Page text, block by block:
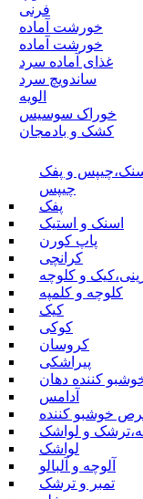
فرنی
خورشت آماده
خورشت آماده
غذای آماده سرد
ساندویچ سرد
الویه
خوراک سوسیس
کشک و بادمجان
و پفک
چیپس
پفک
اسنک و استیک
پاپ کورن
کرانچی
و کلوچه
کلوچه و کلمپه
کیک
کوکی
کروسان
پیراشکی
کننده دهان
آدامس
خوشبو کننده
و لواشک
لواشک
آلوچه و آلبالو
تمبر و ترشک